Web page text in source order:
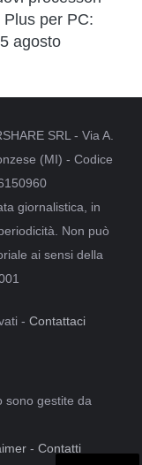
per PC:
agosto
SRL - Via A.
(MI) - Codice
giornalistica, in
Non può
ai sensi della
- Contattaci
sono gestite da
- Contatti